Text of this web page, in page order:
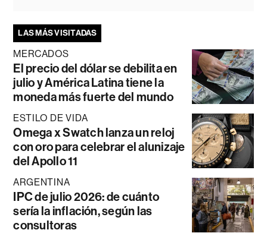
LAS MÁS VISITADAS
MERCADOS
El precio del dólar se debilita en
julio y América Latina tiene la
moneda más fuerte del mundo
ESTILO DE VIDA
Omega x Swatch lanza un reloj
con oro para celebrar el alunizaje
del Apollo 11
ARGENTINA
IPC de julio 2026: de cuánto
sería la inflación, según las
consultoras